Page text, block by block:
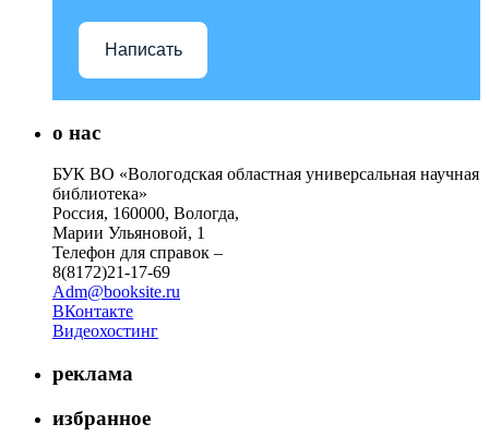
Написать
о нас
БУК ВО «Вологодская областная универсальная научная
библиотека»
Россия, 160000, Вологда,
Марии Ульяновой, 1
Телефон для справок –
8(8172)21-17-69
Adm@booksite.ru
ВКонтакте
Видеохостинг
реклама
избранное